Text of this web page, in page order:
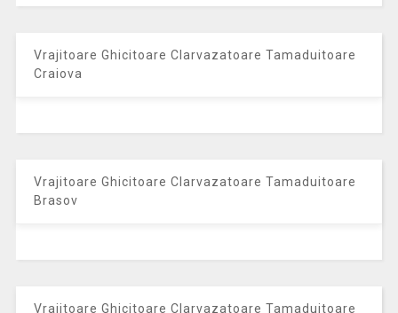
Vrajitoare Ghicitoare Clarvazatoare Tamaduitoare
Craiova
Vrajitoare Ghicitoare Clarvazatoare Tamaduitoare
Brasov
Vrajitoare Ghicitoare Clarvazatoare Tamaduitoare